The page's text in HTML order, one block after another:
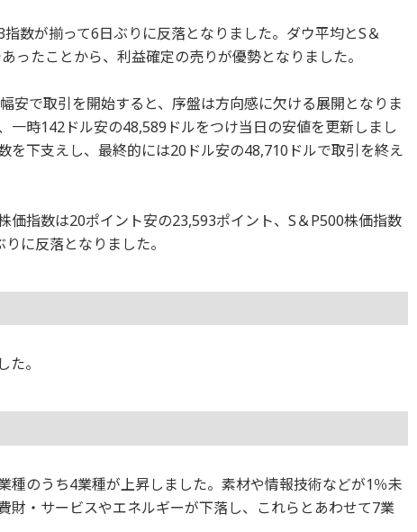
数が揃って6日ぶりに反落となりました。ダウ平均とS＆
ったことから、利益確定の売りが優勢となりました。
安で取引を開始すると、序盤は方向感に欠ける展開となりま
一時142ドル安の48,589ドルをつけ当日の安値を更新しまし
を下支えし、最終的には20ドル安の48,710ドルで取引を終え
価指数は20ポイント安の23,593ポイント、S＆P500株価指数
に反落となりました。
。
種のうち4業種が上昇しました。素材や情報技術などが1％未
財・サービスやエネルギーが下落し、これらとあわせて7業